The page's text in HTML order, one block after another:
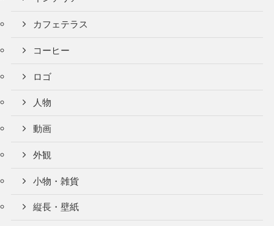
カフェテラス
コーヒー
ロゴ
人物
動画
外観
小物・雑貨
縦長・壁紙